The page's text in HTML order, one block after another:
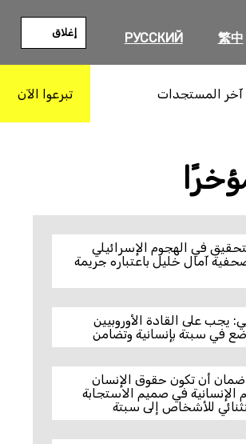
繁中
РУССКИЙ إغلاق
آخر المستجدات تبرعوا الآن
في الهجوم الإسرائيلي
آمال خليل باعتباره جريمة
يجب على القادة الأوروبيين
في سبتة بإنسانية وتضامن
ضمان أن تكون حقوق الإنسان
الإنسانية في صميم الاستجابة
للأشخاص إلى سبتة